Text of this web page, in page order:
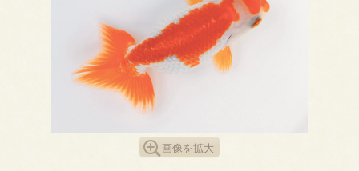
画像を拡大